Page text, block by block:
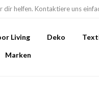
helfen. Kontaktiere uns
Living Deko
Marken